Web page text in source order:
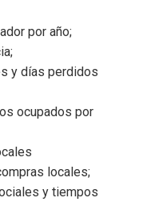
por año;
y días perdidos
ocupados por
locales;
y tiempos